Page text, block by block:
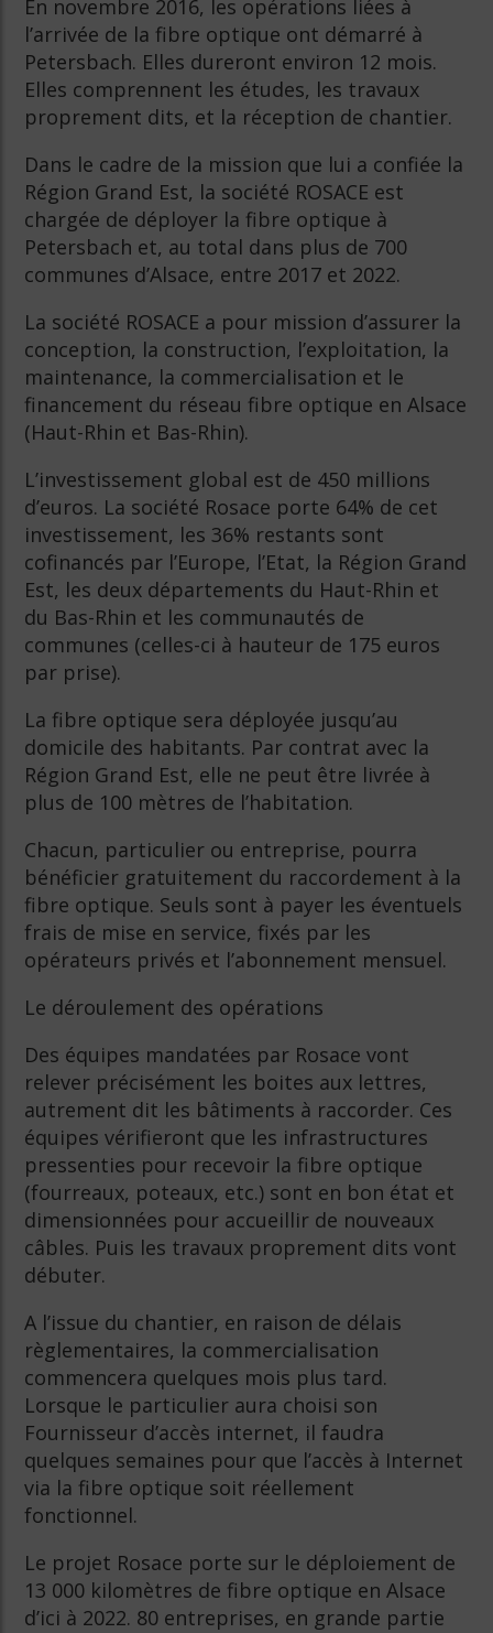
En novembre 2016, les opérations liées à
l’arrivée de la fibre optique ont démarré à
Petersbach. Elles dureront environ 12 mois.
Elles comprennent les études, les travaux
proprement dits, et la réception de chantier.
Dans le cadre de la mission que lui a confiée la
Région Grand Est, la société ROSACE est
chargée de déployer la fibre optique à
Petersbach et, au total dans plus de 700
communes d’Alsace, entre 2017 et 2022.
La société ROSACE a pour mission d’assurer la
conception, la construction, l’exploitation, la
maintenance, la commercialisation et le
financement du réseau fibre optique en Alsace
(Haut-Rhin et Bas-Rhin).
L’investissement global est de 450 millions
d’euros. La société Rosace porte 64% de cet
investissement, les 36% restants sont
cofinancés par l’Europe, l’Etat, la Région Grand
Est, les deux départements du Haut-Rhin et
du Bas-Rhin et les communautés de
communes (celles-ci à hauteur de 175 euros
par prise).
La fibre optique sera déployée jusqu’au
domicile des habitants. Par contrat avec la
Région Grand Est, elle ne peut être livrée à
plus de 100 mètres de l’habitation.
Chacun, particulier ou entreprise, pourra
bénéficier gratuitement du raccordement à la
fibre optique. Seuls sont à payer les éventuels
frais de mise en service, fixés par les
opérateurs privés et l’abonnement mensuel.
Le déroulement des opérations
Des équipes mandatées par Rosace vont
relever précisément les boites aux lettres,
autrement dit les bâtiments à raccorder. Ces
équipes vérifieront que les infrastructures
pressenties pour recevoir la fibre optique
(fourreaux, poteaux, etc.) sont en bon état et
dimensionnées pour accueillir de nouveaux
câbles. Puis les travaux proprement dits vont
débuter.
A l’issue du chantier, en raison de délais
règlementaires, la commercialisation
commencera quelques mois plus tard.
Lorsque le particulier aura choisi son
Fournisseur d’accès internet, il faudra
quelques semaines pour que l’accès à Internet
via la fibre optique soit réellement
fonctionnel.
Le projet Rosace porte sur le déploiement de
13 000 kilomètres de fibre optique en Alsace
d’ici à 2022. 80 entreprises, en grande partie